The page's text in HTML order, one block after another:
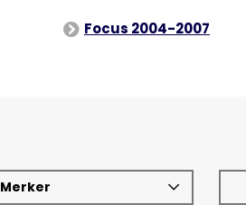
Focus 2004-2007
Merker